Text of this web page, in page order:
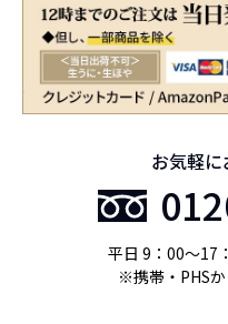
お気軽
平日 9：00〜17
※携帯・PHS